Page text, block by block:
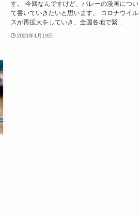
す。 今回なんですけど、バレーの漫画につい
て書いていきたいと思います。 コロナウイル
スが再拡大をしていき、全国各地で緊...
2021年1月19日